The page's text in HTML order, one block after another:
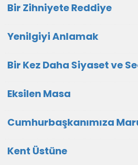
Bir Zihniyete Reddiye
Yenilgiyi Anlamak
Bir Kez Daha Siyaset ve
Eksilen Masa
Cumhurbaşkanımıza
Kent Üstüne